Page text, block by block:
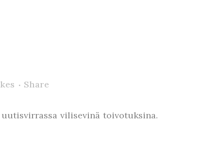
Share
vilisevinä toivotuksina.